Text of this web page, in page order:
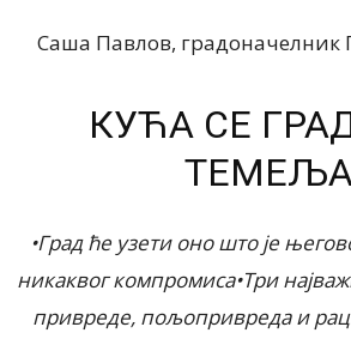
Саша Павлов, градоначелник
КУЋА СЕ
•Град ће узети оно што је
никаквог компромиса•Три
привреде, пољопривреда и